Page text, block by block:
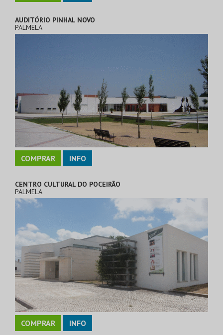
AUDITÓRIO PINHAL NOVO
PALMELA
COMPRAR INFO
CENTRO CULTURAL DO POCEIRÃO
PALMELA
COMPRAR INFO